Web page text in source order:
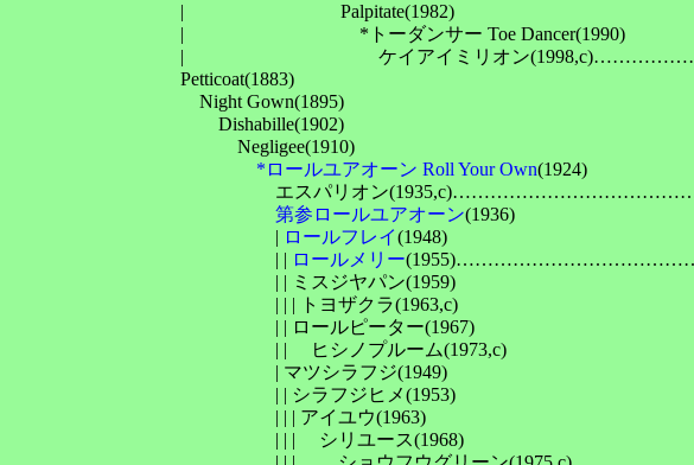
| 　　　　　　　　Palpitate(1982)
| 　　　　　　　　　*トーダンサー Toe Dancer(1990)
| 　　　　　　　　　　ケイアイミリオン
Petticoat(1883)
Night Gown(1895)
Dishabille(1902)
Negligee(1910)
*ロールユアオーン Roll Your Own(1924)
エスパリオン
第参ロールユアオーン(1936)
| ロールフレイ(1948)
| | ロールメリー
| | ミスジヤパン(1959)
| | | トヨザクラ(1963,c)
| | ロールピーター(1967)
| | 　ヒシノプルーム(1973,c)
| マツシラフジ(1949)
| | シラフジヒメ(1953)
| | | アイユウ(1963)
| | | 　シリユース(1968)